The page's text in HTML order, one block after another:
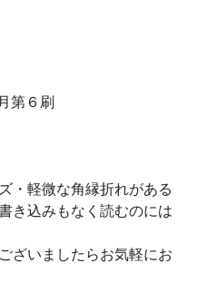
第６刷
・軽微な角縁折れがある
き込みもなく読むのには
ざいましたらお気軽にお